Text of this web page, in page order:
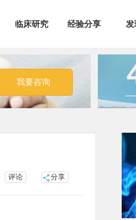
地中海贫血
白血病
障碍性贫血
糖尿病干细胞
临床研究 经验分享
网
全
我要咨询
分享
评论